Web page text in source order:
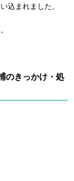
込まれました。
のきっかけ・処